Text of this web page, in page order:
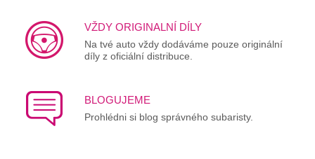
VŽDY ORIGINALNÍ DÍLY
Na tvé auto vždy dodáváme pouze originální
díly z oficiální distribuce.
BLOGUJEME
Prohlédni si blog správného subaristy.